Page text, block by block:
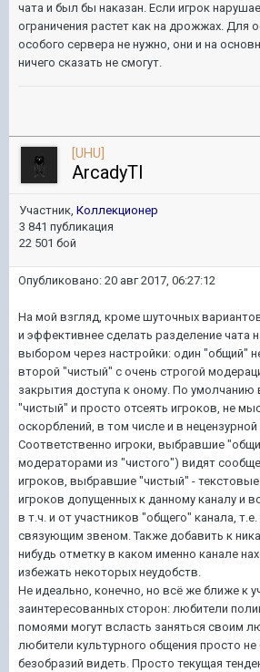
чата и был бы наказан. Если игрок
ограничения растет как на дрожжах. Для
особого сервера не нужно, они и на
ничего сказать не смогут.
[UHU]
ArcadyTI
Участник, Коллекционер
3 841 публикация
22 501 бой
Опубликовано: 20 авг 2017, 06:27:12
На мой взгляд, кроме шуточных
и эффективнее сделать разделение чата
выбором через настройки: один "общий"
второй "чистый" с очень строгой
закрытия доступа к оному. По умолчанию
"чистый" и просто отсеять игроков, не
оскорблений, в том числе и в
Соответственно игроки, выбравшие
модераторами из "чистого") видят
игроков, выбравшие "чистый" -
игроков допущенных к данному каналу и
в т.ч. и от участников "общего" канала,
связующим звеном. Также добавить к
нибудь отметку в каком именно канале
избежать некоторых неудобств.
Не идеально, конечно, но всё же ближе к
заинтересованных сторон: любители
помоями могут всласть заняться своим
любители культурного общения просто не
безобразий видеть. Просто текущая